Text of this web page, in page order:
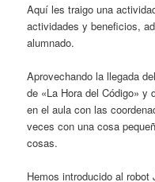
Aquí les traigo una
actividades y beneficios,
alumnado.
Aprovechando la llegada
de «La Hora del Código» y
en el aula con las
veces con una cosa
cosas.
Hemos introducido al